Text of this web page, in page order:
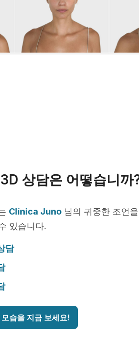
상담은 어떻습니까
Clínica Juno 님의 귀중한 조언
있습니다.
담
습을 지금 보세요!